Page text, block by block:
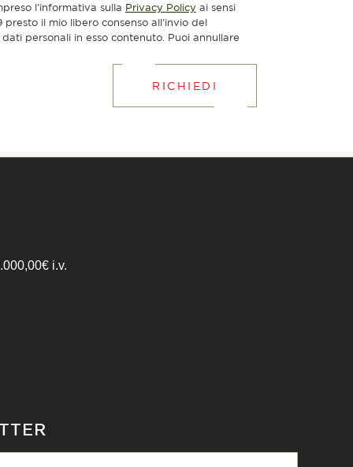
l'informativa sulla Privacy Policy ai sensi
presto il mio libero consenso all'invio del
personali in esso contenuto. Puoi annullare
RICHIEDI
i.v.